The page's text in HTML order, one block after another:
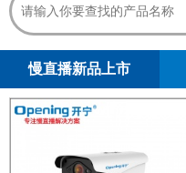
慢直播新品上市